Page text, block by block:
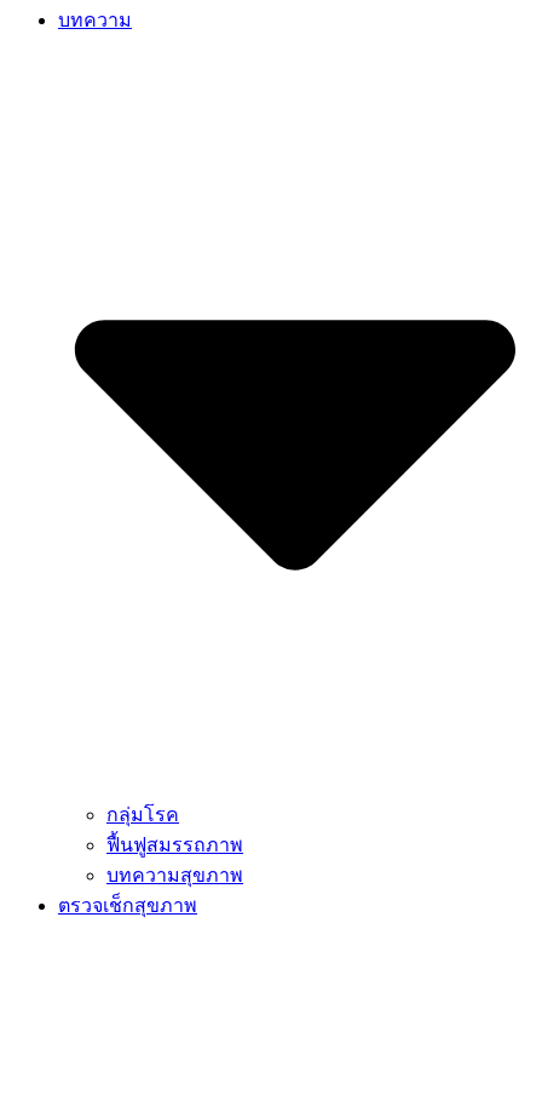
บทความ
กลุ่มโรค
ฟื้นฟูสมรรถภาพ
บทความสุขภาพ
ตรวจเช็กสุขภาพ